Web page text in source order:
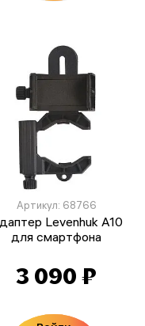
Артикул: 68766
Levenhuk A10
для смартфона
3 090 ₽